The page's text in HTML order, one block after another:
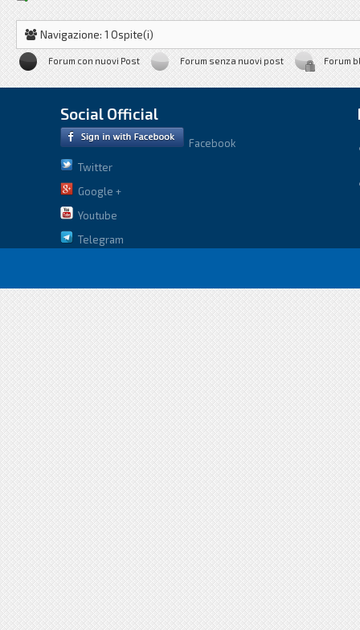
Navigazione: 1 Ospite(i)
Forum con nuovi Post Forum senza nuovi post Forum
Social Official
Facebook
Twitter
Google +
Youtube
Telegram